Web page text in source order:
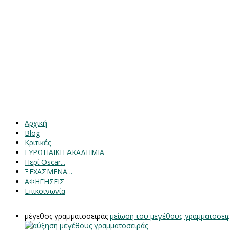
Αρχική
Blog
Κριτικές
ΕΥΡΩΠΑΙΚΗ ΑΚΑΔΗΜΙΑ
Περί Oscar...
ΞΕΧΑΣΜΕΝΑ...
ΑΦΗΓΗΣΕΙΣ
Επικοινωνία
μέγεθος γραμματοσειράς μείωση του μεγέθους